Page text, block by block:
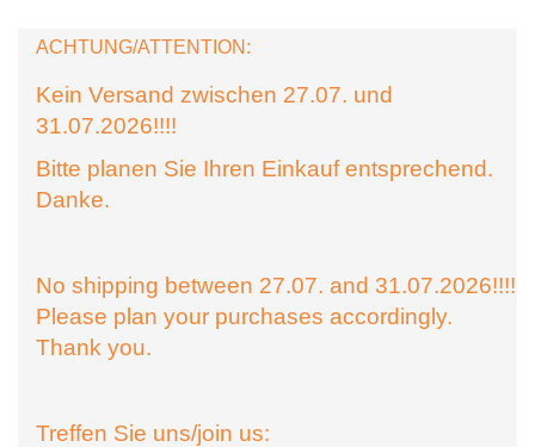
ACHTUNG/ATTENTION:
Kein Versand zwischen 27.07. und
31.07.2026!!!!
Bitte planen Sie Ihren Einkauf entsprechend.
Danke.
No shipping between 27.07. and 31.07.2026!!!!
Please plan your purchases accordingly.
Thank you.
Treffen Sie uns/join us: